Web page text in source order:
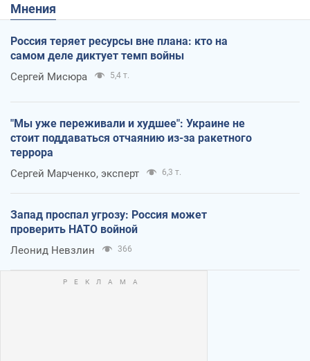
Мнения
Россия теряет ресурсы вне плана: кто на
самом деле диктует темп войны
Сергей Мисюра 5,4 т.
"Мы уже переживали и худшее": Украине не
стоит поддаваться отчаянию из-за ракетного
террора
Сергей Марченко, эксперт 6,3 т.
Запад проспал угрозу: Россия может
проверить НАТО войной
Леонид Невзлин 366